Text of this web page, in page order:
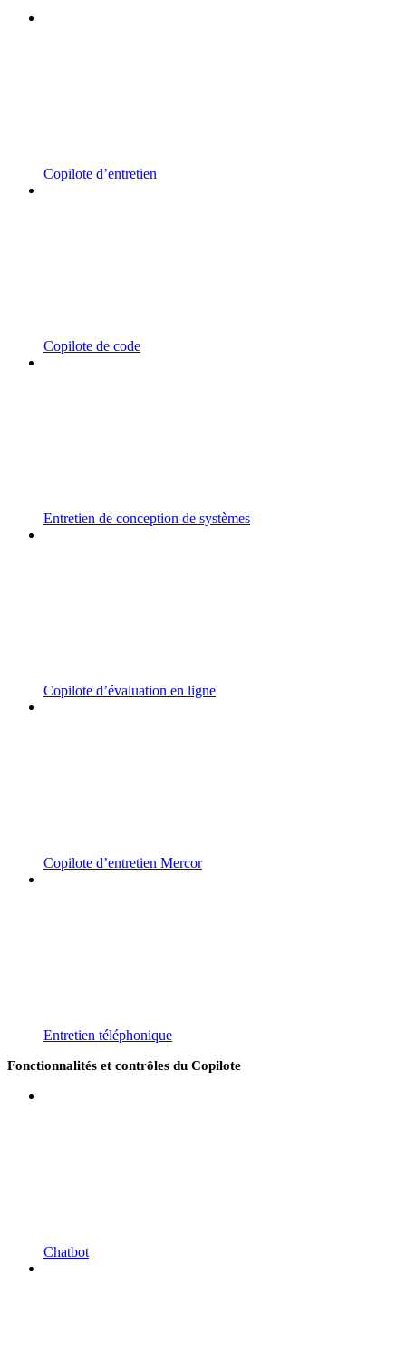
Copilote d’entretien
Copilote de code
Entretien de conception de systèmes
Copilote d’évaluation en ligne
Copilote d’entretien Mercor
Entretien téléphonique
Fonctionnalités et contrôles du Copilote
Chatbot